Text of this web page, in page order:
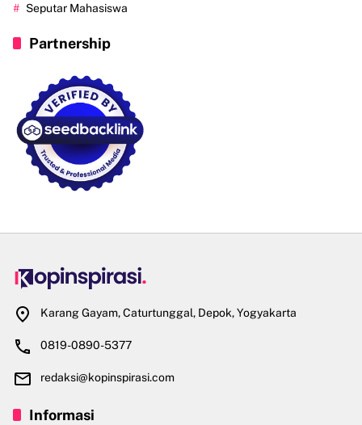
Seputar Mahasiswa
Partnership
Karang Gayam, Caturtunggal, Depok, Yogyakarta
0819-0890-5377
redaksi@kopinspirasi.com
Informasi